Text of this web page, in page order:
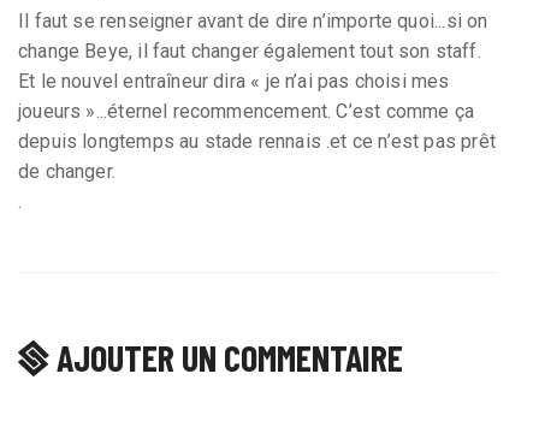
Il faut se renseigner avant de dire n’importe quoi...si on
change Beye, il faut changer également tout son staff.
Et le nouvel entraîneur dira « je n’ai pas choisi mes
joueurs »...éternel recommencement. C’est comme ça
depuis longtemps au stade rennais .et ce n’est pas prêt
de changer.
.
AJOUTER UN COMMENTAIRE